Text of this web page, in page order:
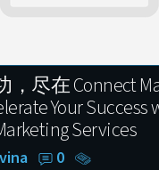
尽在 Connect
Your Success
Services
0